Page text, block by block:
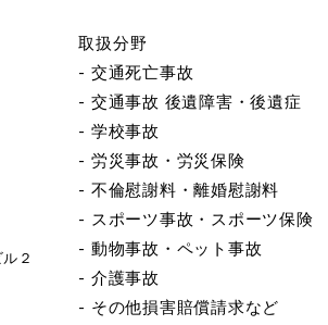
２
取扱分野
- 交通死亡事故
- 交通事故 後遺障害・後遺症
- 学校事故
- 労災事故・労災保険
- 不倫慰謝料・離婚慰謝料
- スポーツ事故・スポーツ保険
- 動物事故・ペット事故
- 介護事故
- その他損害賠償請求など